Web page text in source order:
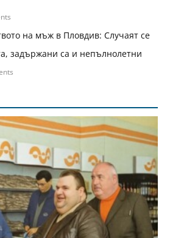
на мъж в Пловдив: Случаят се
задържани са и непълнолетни